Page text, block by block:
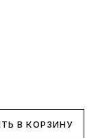
В КОРЗИНУ